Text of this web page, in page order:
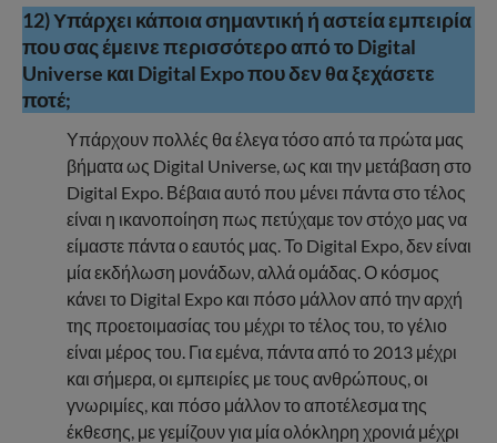
12) Υπάρχει κάποια σημαντική ή αστεία εμπειρία
που σας έμεινε περισσότερο από το Digital
Universe και Digital Expo που δεν θα ξεχάσετε
ποτέ;
Υπάρχουν πολλές θα έλεγα τόσο από τα πρώτα μας
βήματα ως Digital Universe, ως και την μετάβαση στο
Digital Expo. Βέβαια αυτό που μένει πάντα στο τέλος
είναι η ικανοποίηση πως πετύχαμε τον στόχο μας να
είμαστε πάντα ο εαυτός μας. Το Digital Expo, δεν είναι
μία εκδήλωση μονάδων, αλλά ομάδας. Ο κόσμος
κάνει το Digital Expo και πόσο μάλλον από την αρχή
της προετοιμασίας του μέχρι το τέλος του, το γέλιο
είναι μέρος του. Για εμένα, πάντα από το 2013 μέχρι
και σήμερα, οι εμπειρίες με τους ανθρώπους, οι
γνωριμίες, και πόσο μάλλον το αποτέλεσμα της
έκθεσης, με γεμίζουν για μία ολόκληρη χρονιά μέχρι